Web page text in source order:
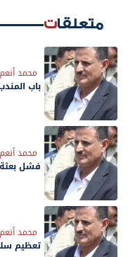
متعلقات
محمد أنعم
باب
محمد أنعم
فشل بعثة
محمد أنعم
‏تعظيم